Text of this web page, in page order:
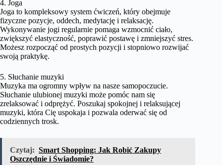
4. Joga
Joga to kompleksowy system ćwiczeń, który obejmuje
fizyczne pozycje, oddech, medytację i relaksację.
Wykonywanie jogi regularnie pomaga wzmocnić ciało,
zwiększyć elastyczność, poprawić postawę i zmniejszyć stres.
Możesz rozpocząć od prostych pozycji i stopniowo rozwijać
swoją praktykę.
5. Słuchanie muzyki
Muzyka ma ogromny wpływ na nasze samopoczucie.
Słuchanie ulubionej muzyki może pomóc nam się
zrelaksować i odprężyć. Poszukaj spokojnej i relaksującej
muzyki, która Cię uspokaja i pozwala oderwać się od
codziennych trosk.
Czytaj: Smart Shopping: Jak Robić Zakupy
Oszczędnie i Świadomie?